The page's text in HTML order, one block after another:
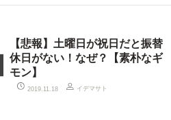
【悲報】土曜日が祝日だと振替
休日がない！なぜ？【素朴なギ
モン】
2019.11.18 イデマサト